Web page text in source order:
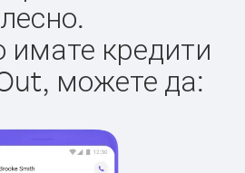
лесно.
имате кредити
можете да: